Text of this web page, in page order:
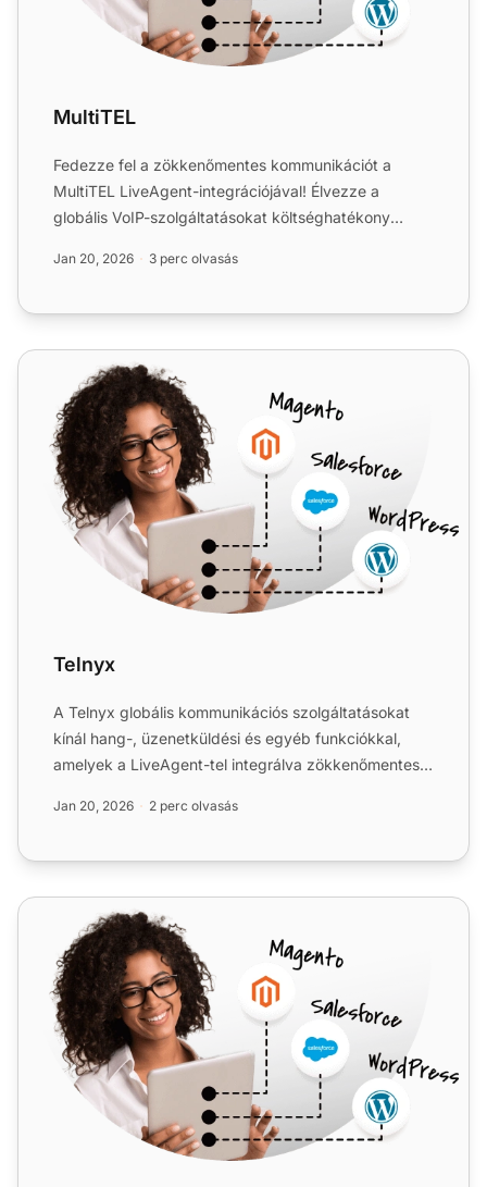
MultiTEL
Fedezze fel a zökkenőmentes kommunikációt a
MultiTEL LiveAgent-integrációjával! Élvezze a
globális VoIP-szolgáltatásokat költséghatékony
Jan 20, 2026 3 perc olvasás
Telnyx
Telnyx
A Telnyx globális kommunikációs szolgáltatásokat
kínál hang-, üzenetküldési és egyéb funkciókkal,
amelyek a LiveAgent-tel integrálva zökkenőmentes
Jan 20, 2026 2 perc olvasás
Teletek